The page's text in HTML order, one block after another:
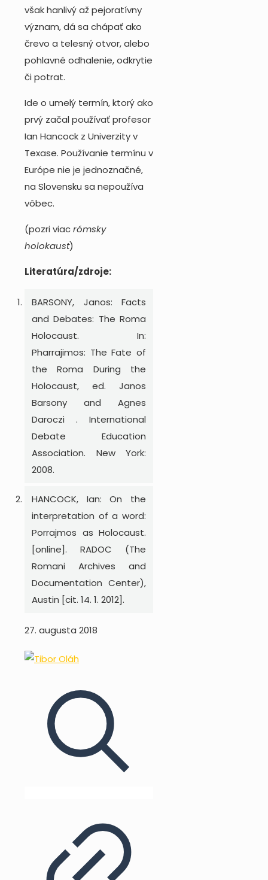
však hanlivý až pejoratívny
význam, dá sa chápať ako
črevo a telesný otvor, alebo
pohlavné odhalenie, odkrytie
či potrat.
Ide o umelý termín, ktorý ako
prvý začal používať profesor
Ian Hancock z Univerzity v
Texase. Používanie termínu v
Európe nie je jednoznačné,
na Slovensku sa nepoužíva
vôbec.
(pozri viacrómsky
holokaust)
Literatúra/zdroje:
BARSONY, Janos: Facts
and Debates: The Roma
Holocaust. In:
Pharrajimos: The Fate of
the Roma During the
Holocaust, ed. Janos
Barsony and Agnes
Daroczi . International
Debate Education
Association. New York:
2008.
HANCOCK, Ian: On the
interpretation of a word:
Porrajmos as Holocaust.
[online]. RADOC (The
Romani Archives and
Documentation Center),
Austin [cit. 14. 1. 2012].
27. augusta 2018